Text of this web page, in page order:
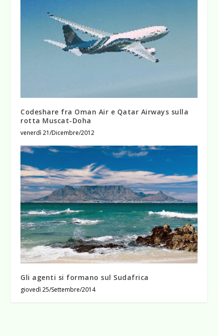
Codeshare fra Oman Air e Qatar Airways sulla
rotta Muscat-Doha
venerdì 21/Dicembre/2012
Gli agenti si formano sul Sudafrica
giovedì 25/Settembre/2014